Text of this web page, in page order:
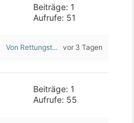
Beiträge: 1
Aufrufe: 51
Von Rettungst... vor 3 Tagen
Beiträge: 1
Aufrufe: 55